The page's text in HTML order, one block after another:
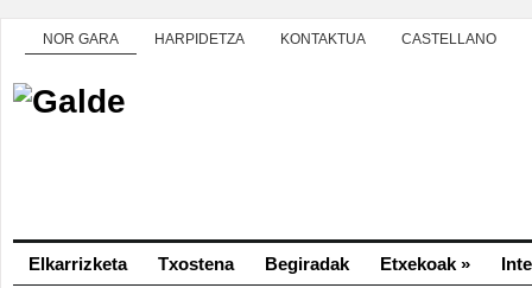
NOR GARA HARPIDETZA KONTAKTUA CASTELLANO
Elkarrizketa Txostena Begiradak Etxekoak »